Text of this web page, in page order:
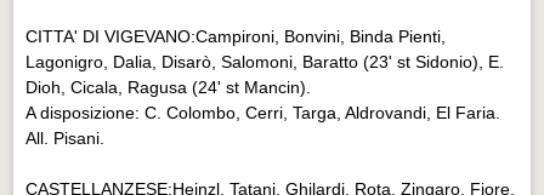
CITTA' DI VIGEVANO:Campironi, Bonvini, Binda Pienti,
Lagonigro, Dalia, Disarò, Salomoni, Baratto (23' st Sidonio), E.
Dioh, Cicala, Ragusa (24' st Mancin).
A disposizione: C. Colombo, Cerri, Targa, Aldrovandi, El Faria.
All. Pisani.
CASTELLANZESE:Heinzl, Tatani, Ghilardi, Rota, Zingaro, Fiore,